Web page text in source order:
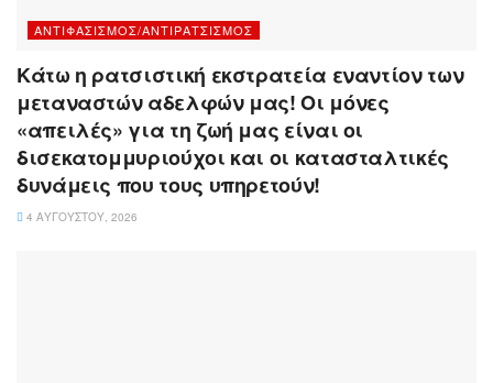
ΑΝΤΙΦΑΣΙΣΜΌΣ/ΑΝΤΙΡΑΤΣΙΣΜΌΣ
Κάτω η ρατσιστική εκστρατεία εναντίον των
μεταναστών αδελφών μας! Οι μόνες
«απειλές» για τη ζωή μας είναι οι
δισεκατομμυριούχοι και οι κατασταλτικές
δυνάμεις που τους υπηρετούν!
4 ΑΥΓΟΎΣΤΟΥ, 2026